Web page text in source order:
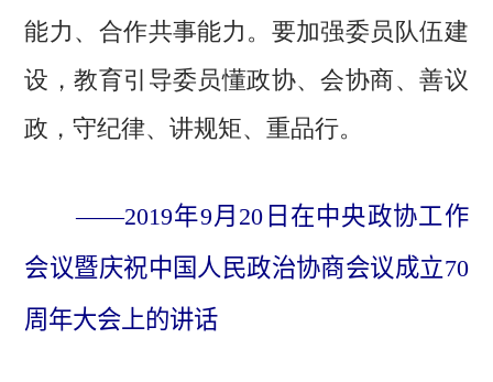
能力、合作共事能力。要加强委员队伍建
设，教育引导委员懂政协、会协商、善议
政，守纪律、讲规矩、重品行。
——2019年9月20日在中央政协工作
会议暨庆祝中国人民政治协商会议成立70
周年大会上的讲话